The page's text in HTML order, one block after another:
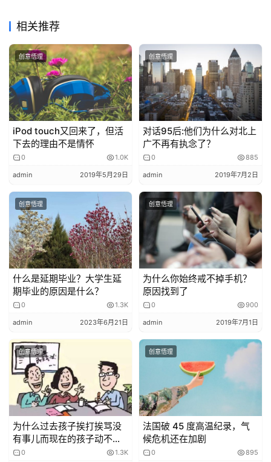
材
和发展，也容易引起社会舆论的关注和质疑。
综上所述，广东一大学生在食堂拍视频被威胁退学的事件涉
及到法律、历史和社会等多个方面的问题。我们应该从法律
角度维护学生的合法权益；从历史角度反思学校的教育和管
理方式；从社会角度关注学生的权利和利益。只有这样，我
们才能真正实现教育的目的，促进学生的全面发展和成长。
相关推荐
创意悟理
iPod touch又回来了，但活
下去的理由不是情怀
0 1.0K
admin 2019年5月29日
创意悟理
对话95后:他们为什么对北上
广不再有执念了？
0 885
admin 2019年7月2日
创意悟理
什么是延期毕业？大学生延
期毕业的原因是什么？
0 1.3K
admin 2023年6月21日
创意悟理
为什么你始终戒不掉手机？
原因找到了
0 900
admin 2019年7月1日
创意悟理
为什么过去孩子挨打挨骂没
有事儿而现在的孩子动不动
就心理障碍？
0 1.3K
创意悟理
法国破 45 度高温纪录，气
候危机还在加剧
0 895